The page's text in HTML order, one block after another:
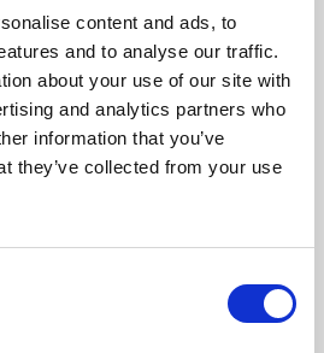
content and ads, to
and to analyse our traffic.
about your use of our site with
and analytics partners who
information that you’ve
they’ve collected from your use
Marcusgården
Grästorp
Gårdsbutik och
ekologisk odling av